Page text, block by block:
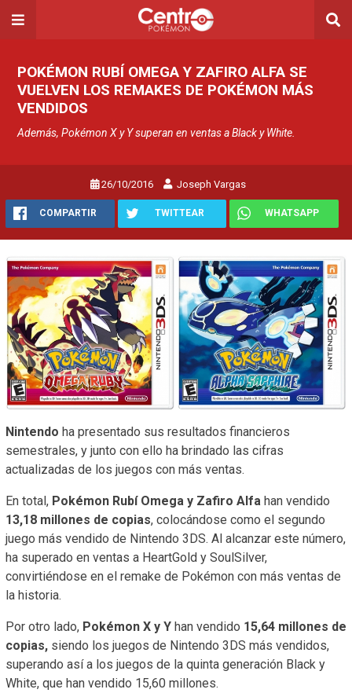
POKÉMON RUBÍ OMEGA Y ZAFIRO ALFA SE
VUELVEN LOS REMAKES DE POKÉMON MÁS
VENDIDOS
Además, Pokémon X y Y superan en ventas a Black y White.
26/10/2016 Joseph Vargas
COMPARTIR TWITTEAR WHATSAPP
Nintendo ha presentado sus resultados financieros
semestrales, y junto con ello ha brindado las cifras
actualizadas de los juegos con más ventas.
En total, Pokémon Rubí Omega y Zafiro Alfa han vendido
13,18 millones de copias, colocándose como el segundo
juego más vendido de Nintendo 3DS. Al alcanzar este número,
ha superado en ventas a HeartGold y SoulSilver,
convirtiéndose en el remake de Pokémon con más ventas de
la historia.
Por otro lado, Pokémon X y Y han vendido 15,64 millones de
copias, siendo los juegos de Nintendo 3DS más vendidos,
superando así a los juegos de la quinta generación Black y
White, que han vendido 15,60 millones.